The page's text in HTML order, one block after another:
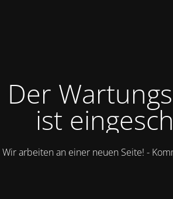
Der
ist
Wir arbeiten an einer neuen Seite! -